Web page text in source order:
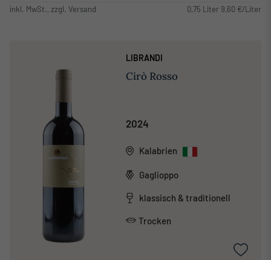
inkl. MwSt., zzgl. Versand 0,75 Liter 9,60 €/Liter
LIBRANDI
Cirò Rosso
2024
Kalabrien
Gaglioppo
klassisch & traditionell
Trocken